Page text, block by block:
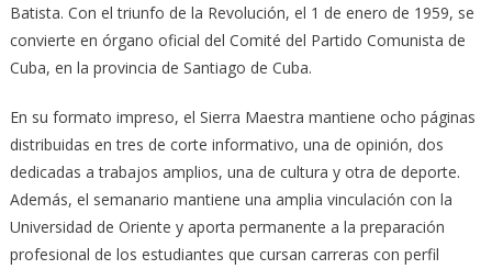
Batista. Con el triunfo de la Revolución, el 1 de enero de 1959, se
convierte en órgano oficial del Comité del Partido Comunista de
Cuba, en la provincia de Santiago de Cuba.
En su formato impreso, el Sierra Maestra mantiene ocho páginas
distribuidas en tres de corte informativo, una de opinión, dos
dedicadas a trabajos amplios, una de cultura y otra de deporte.
Además, el semanario mantiene una amplia vinculación con la
Universidad de Oriente y aporta permanente a la preparación
profesional de los estudiantes que cursan carreras con perfil